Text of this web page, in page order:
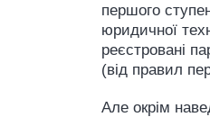
першого
юридичної
реєстровані
(від правил
Але окрім